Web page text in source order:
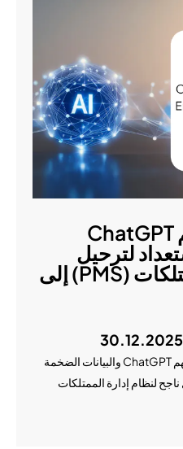
كيف يساعد فهم ChatGPT
لترحيل
نظام إدارة الممتلكات (PMS) إلى
تعرف على كيفية مساعدة فهم ChatGPT والبيانات الضخمة
لنظام إدارة الممتلكات